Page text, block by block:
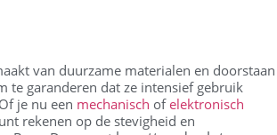
van duurzame materialen en doorstaan
te garanderen dat ze intensief gebruik
je nu een mechanisch ofelektronisch
rekenen op de stevigheid en